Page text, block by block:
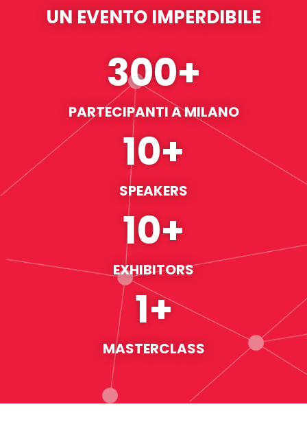
UN EVENTO IMPERDIBILE
300+
PARTECIPANTI A MILANO
10+
SPEAKERS
10+
EXHIBITORS
1+
MASTERCLASS